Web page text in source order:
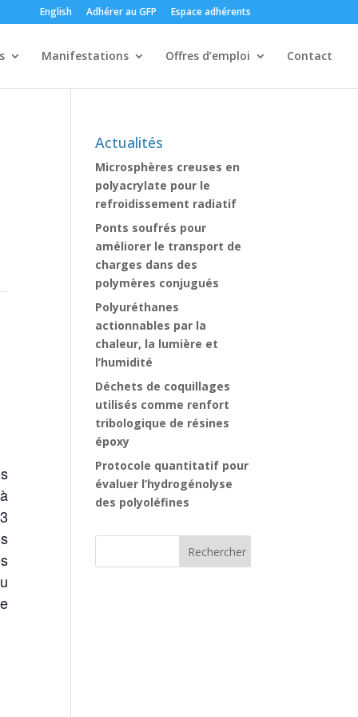
English Adhérer au GFP Espace adhérents
Manifestations Offres d’emploi Contact
Actualités
Microsphères creuses en
polyacrylate pour le
refroidissement radiatif
Ponts soufrés pour
améliorer le transport de
charges dans des
polymères conjugués
Polyuréthanes
actionnables par la
chaleur, la lumière et
l’humidité
Déchets de coquillages
utilisés comme renfort
tribologique de résines
époxy
Protocole quantitatif pour
évaluer l’hydrogénolyse
des polyoléfines